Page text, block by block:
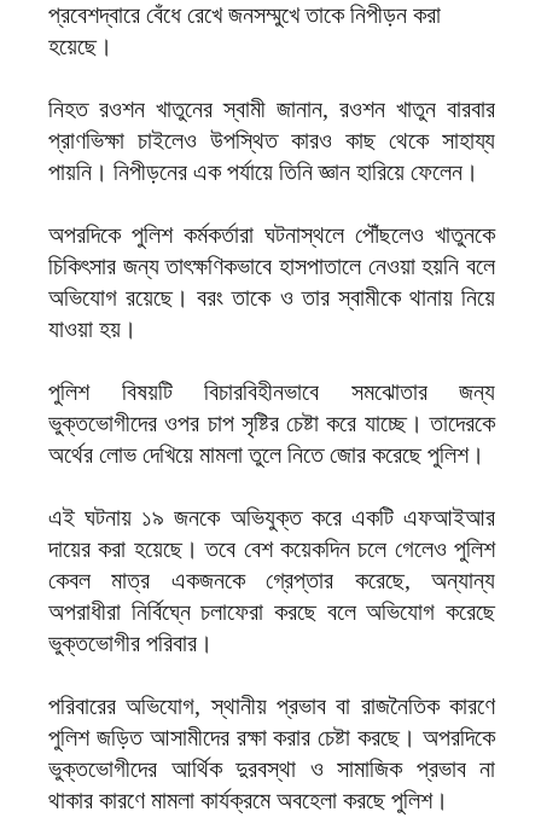
প্রবেশদ্বারে বেঁধে রেখে জনসম্মুখে তাকে নিপীড়ন করা
হয়েছে।
নিহত রওশন খাতুনের স্বামী জানান, রওশন খাতুন বারবার
প্রাণভিক্ষা চাইলেও উপস্থিত কারও কাছ থেকে সাহায্য
পায়নি। নিপীড়নের এক পর্যায়ে তিনি জ্ঞান হারিয়ে ফেলেন।
অপরদিকে পুলিশ কর্মকর্তারা ঘটনাস্থলে পৌঁছলেও খাতুনকে
চিকিৎসার জন্য তাৎক্ষণিকভাবে হাসপাতালে নেওয়া হয়নি বলে
অভিযোগ রয়েছে। বরং তাকে ও তার স্বামীকে থানায় নিয়ে
যাওয়া হয়।
পুলিশ বিষয়টি বিচারবিহীনভাবে সমঝোতার জন্য
ভুক্তভোগীদের ওপর চাপ সৃষ্টির চেষ্টা করে যাচ্ছে। তাদেরকে
অর্থের লোভ দেখিয়ে মামলা তুলে নিতে জোর করেছে পুলিশ।
এই ঘটনায় ১৯ জনকে অভিযুক্ত করে একটি এফআইআর
দায়ের করা হয়েছে। তবে বেশ কয়েকদিন চলে গেলেও পুলিশ
কেবল মাত্র একজনকে গ্রেপ্তার করেছে, অন্যান্য
অপরাধীরা নির্বিঘ্নে চলাফেরা করছে বলে অভিযোগ করেছে
ভুক্তভোগীর পরিবার।
পরিবারের অভিযোগ, স্থানীয় প্রভাব বা রাজনৈতিক কারণে
পুলিশ জড়িত আসামীদের রক্ষা করার চেষ্টা করছে। অপরদিকে
ভুক্তভোগীদের আর্থিক দুরবস্থা ও সামাজিক প্রভাব না
থাকার কারণে মামলা কার্যক্রমে অবহেলা করছে পুলিশ।